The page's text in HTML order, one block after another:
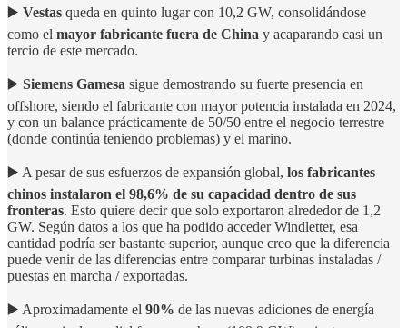
▶️ Vestas queda en quinto lugar con 10,2 GW, consolidándose
como el mayor fabricante fuera de China y acaparando casi un
tercio de este mercado.
▶️ Siemens Gamesa sigue demostrando su fuerte presencia en
offshore, siendo el fabricante con mayor potencia instalada en 2024,
y con un balance prácticamente de 50/50 entre el negocio terrestre
(donde continúa teniendo problemas) y el marino.
▶️ A pesar de sus esfuerzos de expansión global, los fabricantes
chinos instalaron el 98,6% de su capacidad dentro de sus
fronteras. Esto quiere decir que solo exportaron alrededor de 1,2
GW. Según datos a los que ha podido acceder Windletter, esa
cantidad podría ser bastante superior, aunque creo que la diferencia
puede venir de las diferencias entre comparar turbinas instaladas /
puestas en marcha / exportadas.
▶️ Aproximadamente el 90% de las nuevas adiciones de energía